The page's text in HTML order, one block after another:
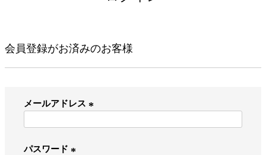
会員登録がお済みのお客様
メールアドレス
パスワード